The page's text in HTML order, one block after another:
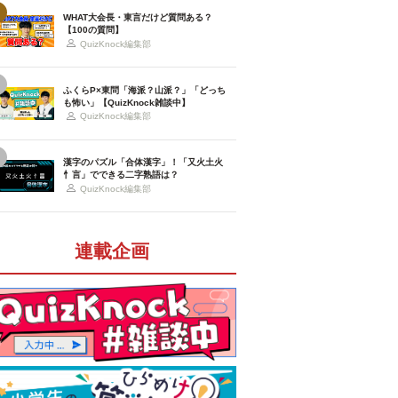
WHAT大会長・東言だけど質問ある？
【100の質問】
QuizKnock編集部
ふくらP×東問「海派？山派？」「どっち
も怖い」【QuizKnock雑談中】
QuizKnock編集部
漢字のパズル「合体漢字」！「又火土火
忄言」でできる二字熟語は？
QuizKnock編集部
連載企画